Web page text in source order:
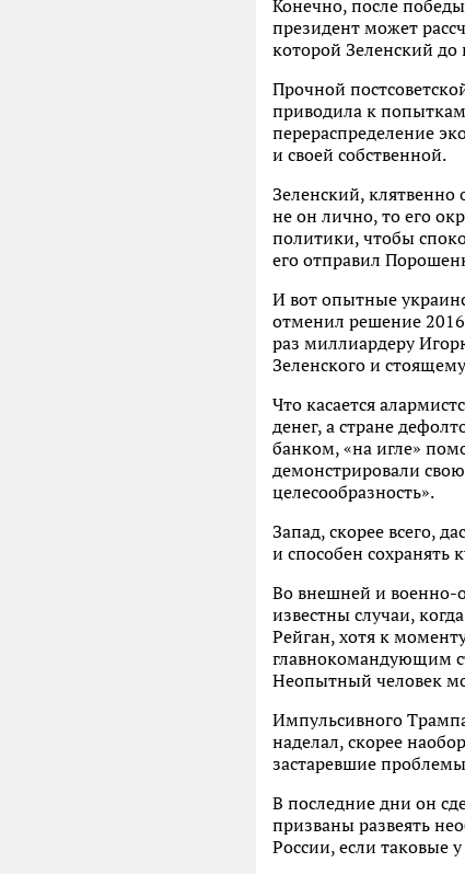
Конечно, после
президент может
которой Зеленский до
Прочной
приводила к попыткам
перераспределение
и своей собственной.
Зеленский,
не он лично, то его
политики, чтобы
его отправил
И вот опытные
отменил решение
раз миллиардеру
Зеленского и
Что касается
денег, а стране
банком, «на игле»
демонстрировали
целесообразность».
Запад, скорее всего,
и способен сохранять
Во внешней и военно-
известны случаи,
Рейган, хотя к
главнокомандующим
Неопытный человек
Импульсивного
наделал, скорее
застаревшие
В последние дни он
призваны развеять
России, если таковые